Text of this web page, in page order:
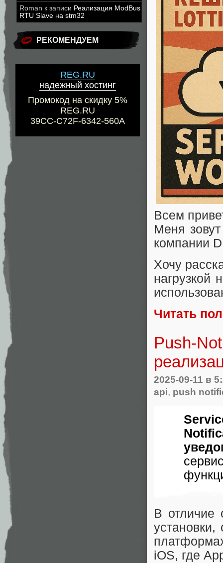
Roman к записи Реализация ModBus
RTU Slave на stm32
РЕКОМЕНДУЕМ
REG.RU
надежный хостинг
Промокод на скидку 5%
REG.RU
39CC-C72F-6342-560A
Всем
Меня
компании
Хочу
нагрузкой
Читать
Push-
2025-09-11 в
api, push
В отличие
установки,
iOS, где